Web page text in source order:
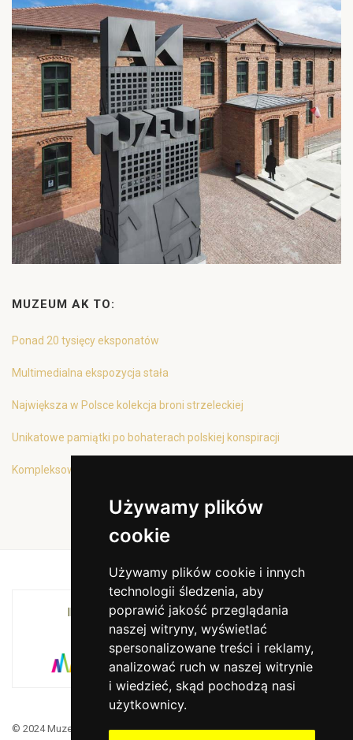
Używamy plików
cookie
Używamy plików cookie i innych
technologii śledzenia, aby
poprawić jakość przeglądania
naszej witryny, wyświetlać
spersonalizowane treści i reklamy,
analizować ruch w naszej witrynie
i wiedzieć, skąd pochodzą nasi
użytkownicy.
MUZEUM AK TO:
Ponad 20 tysięcy eksponatów
Multimedialna ekspozycja stała
Największa w Polsce kolekcja broni strzeleckiej
Unikatowe pamiątki po bohaterach polskiej konspiracji
Kompleksowa oferta edukacyjna
INSTYTUCJA KULTURY MIASTA KRAKOWA I
WOJEWÓDZTWA MAŁOPOLSKIEGO
© 2024 Muzeum Armii Krajowej. Translated by Google Translate